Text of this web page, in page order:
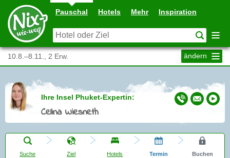
Pauschal Hotels Mehr Inspiration
10.8.–8.11., 2 Erw. ändern
Ihre Insel Phuket-Expertin:
Celina Wiesneth
Suche Ziel Hotels Termin Buchen